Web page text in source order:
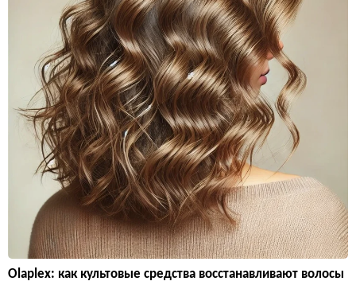
Olaplex: как культовые средства восстанавливают волосы